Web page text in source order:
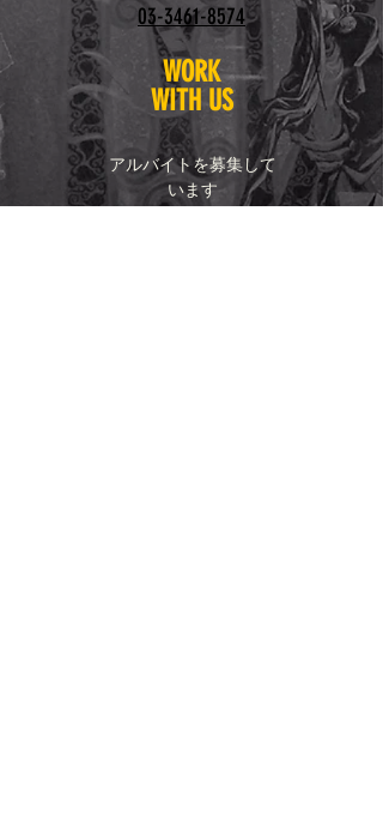
03-3461-8574
WORK
WITH US
アルバイトを募集して
います